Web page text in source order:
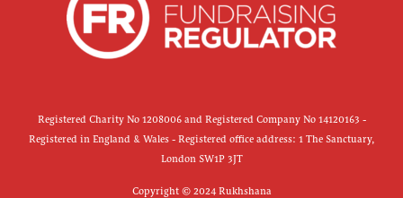
Registered Charity No 1208006 and Registered Company No 14120163 -
Registered in England & Wales - Registered office address: 1 The Sanctuary,
London SW1P 3JT
Copyright © 2024 Rukhshana